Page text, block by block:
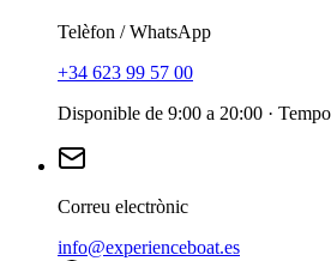
Telèfon / WhatsApp
+34 623 99 57 00
Disponible de 9:00 a 20:00 ·
Correu electrònic
info@experienceboat.es